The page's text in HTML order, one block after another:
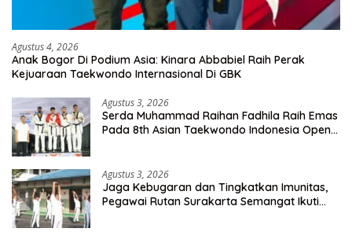
Agustus 4, 2026
Anak Bogor Di Podium Asia: Kinara Abbabiel Raih Perak
Kejuaraan Taekwondo Internasional Di GBK
Agustus 3, 2026
Serda Muhammad Raihan Fadhila Raih Emas
Pada 8th Asian Taekwondo Indonesia Open
Agustus 3, 2026
Jaga Kebugaran dan Tingkatkan Imunitas,
Pegawai Rutan Surakarta Semangat Ikuti